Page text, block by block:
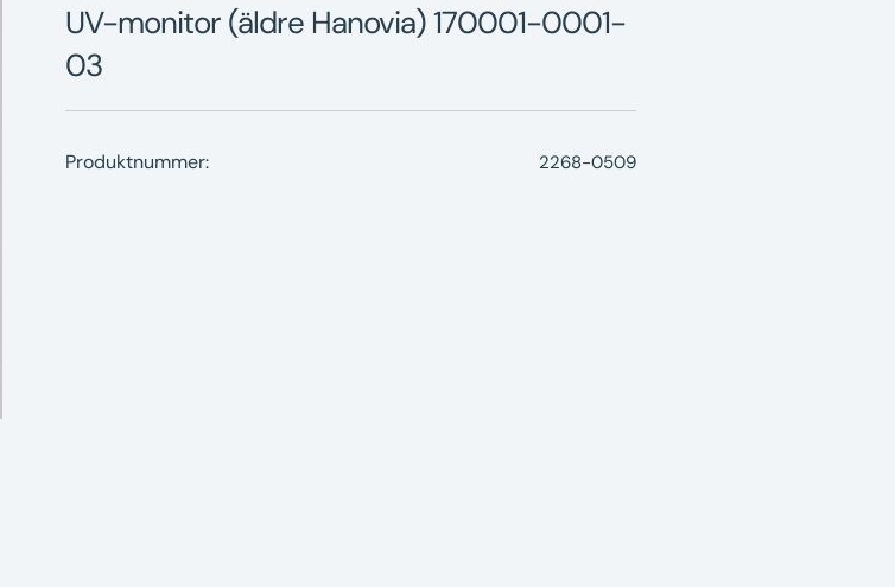
UV-monitor (äldre Hanovia) 170001-0001-
03
Produktnummer: 2268-0509